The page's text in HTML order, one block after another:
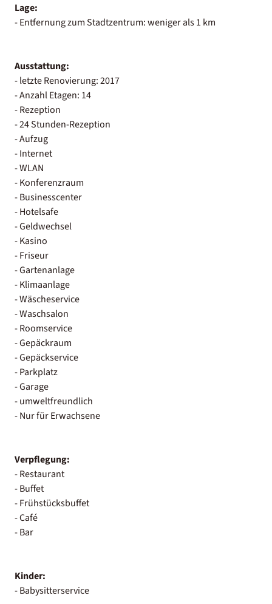
Lage:
- Entfernung zum Stadtzentrum: weniger als 1 km
Ausstattung:
- letzte Renovierung: 2017
- Anzahl Etagen: 14
- Rezeption
- 24 Stunden-Rezeption
- Aufzug
- Internet
- WLAN
- Konferenzraum
- Businesscenter
- Hotelsafe
- Geldwechsel
- Kasino
- Friseur
- Gartenanlage
- Klimaanlage
- Wäscheservice
- Waschsalon
- Roomservice
- Gepäckraum
- Gepäckservice
- Parkplatz
- Garage
- umweltfreundlich
- Nur für Erwachsene
Verpflegung:
- Restaurant
- Buffet
- Frühstücksbuffet
- Café
- Bar
Kinder:
- Babysitterservice